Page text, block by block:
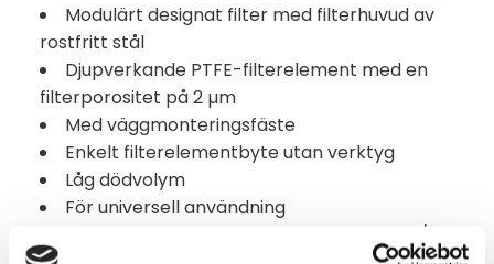
Modulärt designat filter med filterhuvud av
rostfritt stål
Djupverkande PTFE-filterelement med en
filterporositet på 2 µm
Med väggmonteringsfäste
Enkelt filterelementbyte utan verktyg
Låg dödvolym
För universell användning
3 invändiga gängade gasanslutningar: G 1/4"